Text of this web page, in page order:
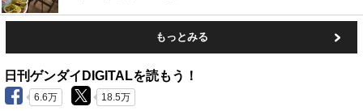
もっとみる
日刊ゲンダイDIGITALを読もう！
6.6万 18.5万